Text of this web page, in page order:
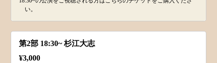
い。
第2部 18:30~ 杉江大志
¥3,000